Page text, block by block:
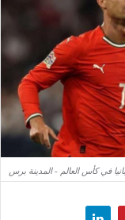
في كأس العالم - المدينة برس